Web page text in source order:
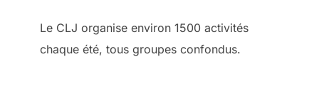
Le CLJ organise environ 1500 activités
chaque été, tous groupes confondus.